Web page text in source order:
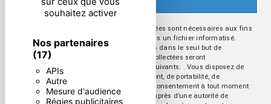
souhaitez activer
Nos partenaires
(17)
APIs
Autre
Mesure d'audience
Régies publicitaires
** Les données personnelles communiquées sont nécessaires aux fins
de vous contacter et sont enregistrées dans un fichier informatisé.
Elles sont destinées à et ses sous-traitants dans le seul but de
répondre à votre message. Les données collectées seront
communiquées aux seuls destinataires suivants: . Vous disposez de
droits d’accès, de rectification, d’effacement, de portabilité, de
limitation, d’opposition, de retrait de votre consentement à tout moment
et du droit d’introduire une réclamation auprès d’une autorité de